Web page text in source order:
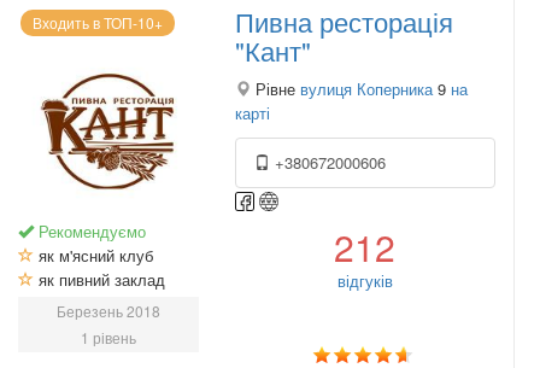
Входить в ТОП-10+
Рекомендуємо
як м'ясний клуб
як пивний заклад
Березень 2018
1 рівень
Пивна ресторація
"Кант"
Рівне вулиця Коперника 9 на
карті
+380672000606
212
відгуків